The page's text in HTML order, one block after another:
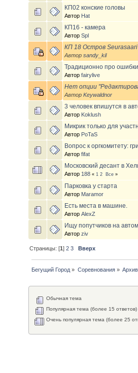
КП02 конские головы
Автор Hat
КП16 - камера
АвторSpl
КП 18 Остров
Авторsandy_kil
Традиционно про
Авторfairylive
Нет опции
АвторKeywaldnor
3 человек впишутся в
Автор Koklush
Микрик только для
Автор PoTaS
Вопрос к оргкомитету:
Авторfifat
Московский десант в
Автор 188 « 1 2 Все »
Парковка у старта
Автор Maramor
Есть места в машине.
АвторAlexZ
Ищу попутчиков на
Авторziv
Страницы: [1]2 3 Вверх
Бегущий Город » Соревнования» Архив
Обычная тема
Популярная тема (более 15 ответов)
Очень популярная тема (более 25